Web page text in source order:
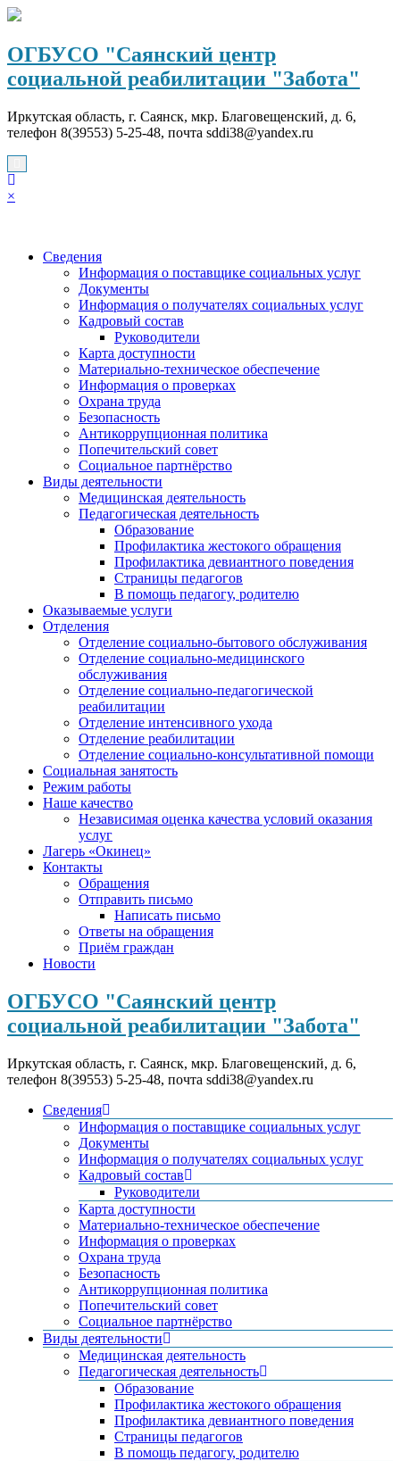
Перейти
содержимому
ОГБУСО "Саянский центр
социальной реабилитации "Забота"
Иркутская область, г. Саянск, мкр. Благовещенский, д. 6,
телефон 8(39553) 5-25-48, почта sddi38@yandex.ru
×
Сведения
Информация о поставщике социальных услуг
Документы
Информация о получателях социальных услуг
Кадровый состав
Руководители
Карта доступности
Материально-техническое обеспечение
Информация о проверках
Охрана труда
Безопасность
Антикоррупционная политика
Попечительский совет
Социальное партнёрство
Виды деятельности
Медицинская деятельность
Педагогическая деятельность
Образование
Профилактика жестокого обращения
Профилактика девиантного поведения
Страницы педагогов
В помощь педагогу, родителю
Оказываемые услуги
Отделения
Отделение социально-бытового обслуживания
Отделение социально-медицинского
обслуживания
Отделение социально-педагогической
реабилитации
Отделение интенсивного ухода
Отделение реабилитации
Отделение социально-консультативной помощи
Социальная занятость
Режим работы
Наше качество
Независимая оценка качества условий оказания
услуг
Лагерь «Окинец»
Контакты
Обращения
Отправить письмо
Написать письмо
Ответы на обращения
Приём граждан
Новости
ОГБУСО "Саянский центр
социальной реабилитации "Забота"
Иркутская область, г. Саянск, мкр. Благовещенский, д. 6,
телефон 8(39553) 5-25-48, почта sddi38@yandex.ru
Сведения
Информация о поставщике социальных услуг
Документы
Информация о получателях социальных услуг
Кадровый состав
Руководители
Карта доступности
Материально-техническое обеспечение
Информация о проверках
Охрана труда
Безопасность
Антикоррупционная политика
Попечительский совет
Социальное партнёрство
Виды деятельности
Медицинская деятельность
Педагогическая деятельность
Образование
Профилактика жестокого обращения
Профилактика девиантного поведения
Страницы педагогов
В помощь педагогу, родителю